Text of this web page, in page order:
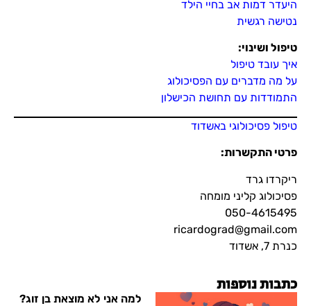
היעדר דמות אב בחיי הילד
נטישה רגשית
טיפול ושינוי:
איך עובד טיפול
על מה מדברים עם הפסיכולוג
התמודדות עם תחושת הכישלון
טיפול פסיכולוגי באשדוד
פרטי התקשרות:
ריקרדו גרד
פסיכולוג קליני מומחה
050-4615495
ricardograd@gmail.com
כנרת 7, אשדוד
כתבות נוספות
למה אני לא מוצאת בן זוג?